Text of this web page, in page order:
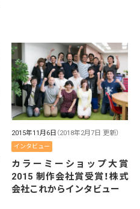
2015年11月6日 （2018年2月7日 更新）
インタビュー
カラーミーショップ大賞
2015 制作会社賞受賞！株式
会社これからインタビュー